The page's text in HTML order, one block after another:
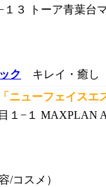
３ トーア青葉台
ク
キレイ・癒し
ニューフェイスエ
１−１ MAXPLAN
/コスメ）